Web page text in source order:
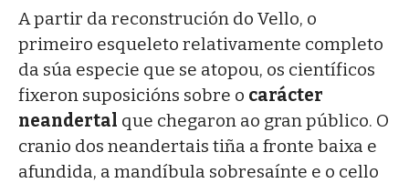
A partir da reconstrución do Vello, o
primeiro esqueleto relativamente completo
da súa especie que se atopou, os científicos
fixeron suposicións sobre o carácter
neandertal que chegaron ao gran público. O
cranio dos neandertais tiña a fronte baixa e
afundida, a mandíbula sobresaínte e o cello